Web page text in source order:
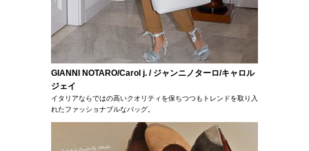
GIANNI NOTARO/Carol j. / ジャンニノターロ/キャロル
ジェイ
イタリアならではの高いクオリティを保ちつつもトレンドを取り入
れたファッショナブルなバッグ。